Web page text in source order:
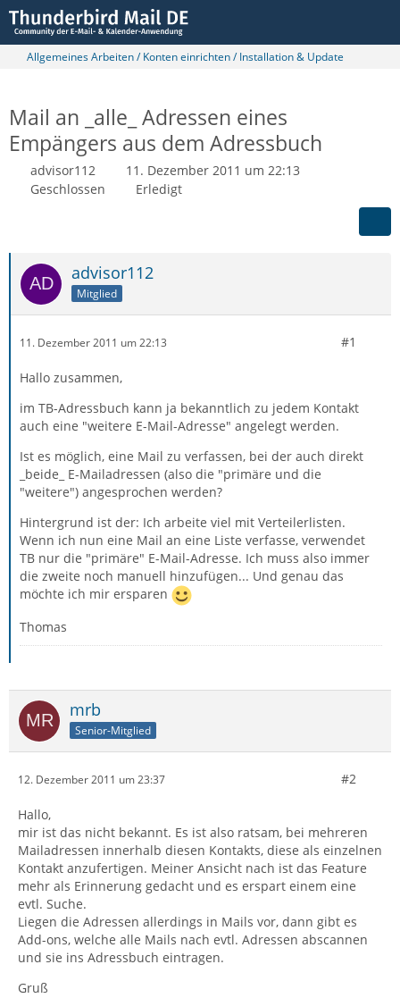
Allgemeines Arbeiten / Konten einrichten / Installation & Update
Mail an _alle_ Adressen eines
Empängers aus dem Adressbuch
advisor112
11. Dezember 2011 um 22:13
Geschlossen
Erledigt
advisor112
Mitglied
11. Dezember 2011 um 22:13 #1
Hallo zusammen,
im TB-Adressbuch kann ja bekanntlich zu jedem Kontakt
auch eine "weitere E-Mail-Adresse" angelegt werden.
Ist es möglich, eine Mail zu verfassen, bei der auch direkt
_beide_ E-Mailadressen (also die "primäre und die
"weitere") angesprochen werden?
Hintergrund ist der: Ich arbeite viel mit Verteilerlisten.
Wenn ich nun eine Mail an eine Liste verfasse, verwendet
TB nur die "primäre" E-Mail-Adresse. Ich muss also immer
die zweite noch manuell hinzufügen... Und genau das
möchte ich mir ersparen
Thomas
mrb
Senior-Mitglied
12. Dezember 2011 um 23:37 #2
Hallo,
mir ist das nicht bekannt. Es ist also ratsam, bei mehreren
Mailadressen innerhalb diesen Kontakts, diese als einzelnen
Kontakt anzufertigen. Meiner Ansicht nach ist das Feature
mehr als Erinnerung gedacht und es erspart einem eine
evtl. Suche.
Liegen die Adressen allerdings in Mails vor, dann gibt es
Add-ons, welche alle Mails nach evtl. Adressen abscannen
und sie ins Adressbuch eintragen.
Gruß